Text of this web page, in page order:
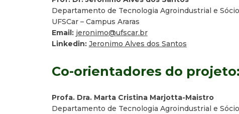
Departamento de Tecnologia Agroindustrial e
UFSCar – Campus Araras
Email: jeronimo@ufscar.br
Linkedin: Jeronimo Alves dos Santos
Co-orientadores do projeto:
Profa. Dra. Marta Cristina Marjotta-Maistro
Departamento de Tecnologia Agroindustrial e